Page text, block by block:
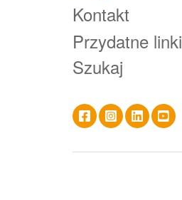
Kontakt
Przydatne linki
Szukaj